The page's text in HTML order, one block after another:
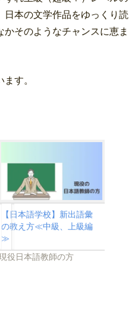
日本の文学作品をゆっくり読
そのようなチャンスに恵ま
す。
【日本語学校】新出語彙
の教え方≪中級、上級編
≫
役日本語教師の方